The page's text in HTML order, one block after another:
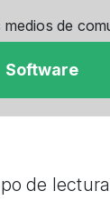
medios de
Software
de